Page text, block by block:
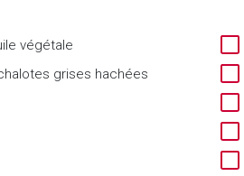
végétale
grises hachées